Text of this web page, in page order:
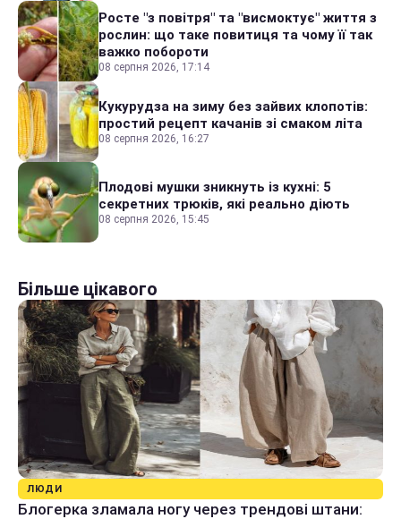
Росте "з повітря" та "висмоктує" життя з
рослин: що таке повитиця та чому її так
важко побороти
08 серпня 2026, 17:14
Кукурудза на зиму без зайвих клопотів:
простий рецепт качанів зі смаком літа
08 серпня 2026, 16:27
Плодові мушки зникнуть із кухні: 5
секретних трюків, які реально діють
08 серпня 2026, 15:45
Більше цікавого
ЛЮДИ
Блогерка зламала ногу через трендові штани: